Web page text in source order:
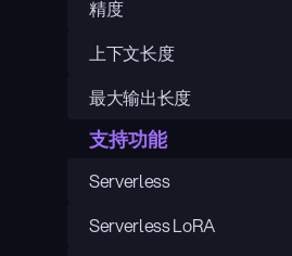
精度
上下文长度
最大输出长度
支持功能
Serverless
Serverless LoRA